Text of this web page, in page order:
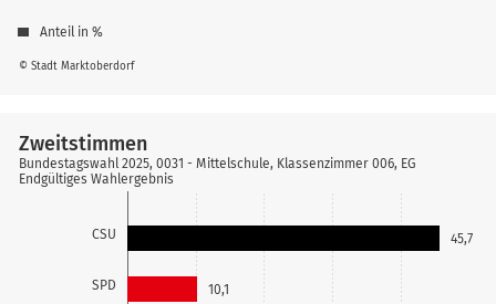
© Stadt Marktoberdorf
Anteil in %
CSU
SPD
45,7
10,1
Zweitstimmen
Bundestagswahl 2025, 0031 - Mittelschule, Klassenzimmer 006, EG
Endgültiges Wahlergebnis